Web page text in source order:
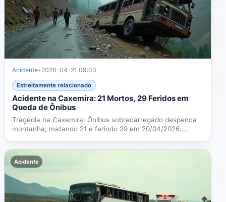
Acidente• 2026-04-21 09:03
Estreitamente relacionado
Acidente na Caxemira: 21 Mortos, 29 Feridos em
Queda de Ônibus
Tragédia na Caxemira: Ônibus sobrecarregado despenca
montanha, matando 21 e ferindo 29 em 20/04/2026....
Acidente